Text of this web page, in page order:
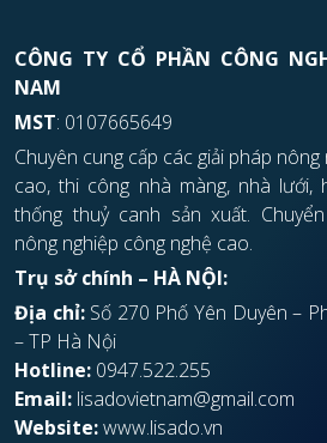
CÔNG TY CỔ PHẦN CÔNG
NAM
MST: 0107665649
Chuyên cung cấp các giải pháp
cao, thi công nhà màng, nhà lưới,
thống thuỷ canh sản xuất.
nông nghiệp công nghệ cao.
Trụ sở chính – HÀ NỘI:
Địa chỉ:Số 270 Phố Yên Duyên –
– TP Hà Nội
Hotline: 0947.522.255
Email: lisadovietnam@gmail.com
Website:www.lisado.vn